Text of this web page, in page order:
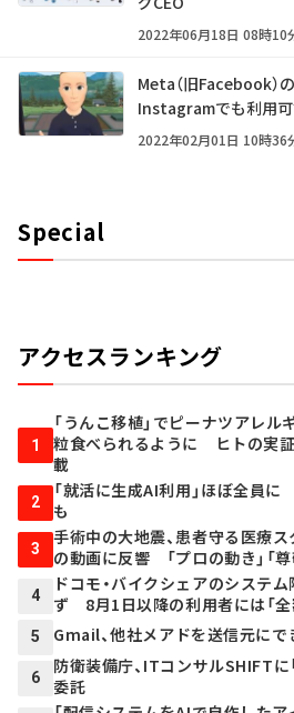
2022年06月18日 08時10
Meta（旧Facebook）
Instagramでも利用
2022年02月01日 10時36
Special
アクセスランキング
1
「うんこ移植」でピーナツアレル
粒食べられるように ヒトの実
載
2
「就活に生成AI利用」ほぼ全員
も
3
手術中の大地震、患者守る医療
の動画に反響 「プロの動き」「尊
4
ドコモ・バイクシェアのシステ
ず 8月1日以降の利用者には「全
5 Gmail、他社メアドを送信元に
6
防衛装備庁、ITコンサルSHIFTに
委託